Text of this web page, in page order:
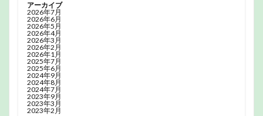
アーカイブ
2026年7月
2026年6月
2026年5月
2026年4月
2026年3月
2026年2月
2026年1月
2025年7月
2025年6月
2024年9月
2024年8月
2024年7月
2023年9月
2023年3月
2023年2月